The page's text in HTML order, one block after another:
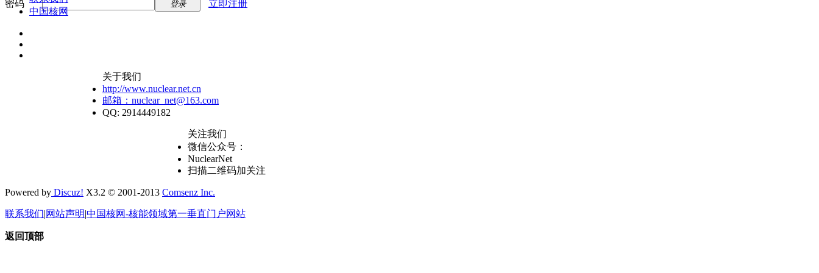
密码 登录 立即注册
中国核网
关于我们
http://www.nuclear.net.cn
邮箱：nuclear_net@163.com
QQ: 2914449182
关注我们
微信公众号：
NuclearNet
扫描二维码加关注
Powered by Discuz! X3.2 © 2001-2013 Comsenz Inc.
联系我们|网站声明|中国核网-核能领域第一垂直门户网站
返回顶部